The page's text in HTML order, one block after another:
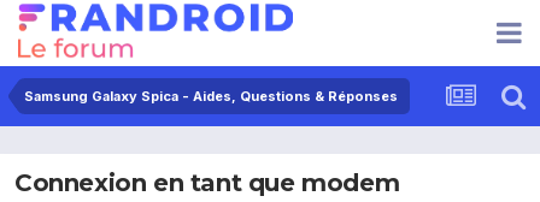
Samsung Galaxy Spica - Aides, Questions & Réponses
Connexion en tant que modem